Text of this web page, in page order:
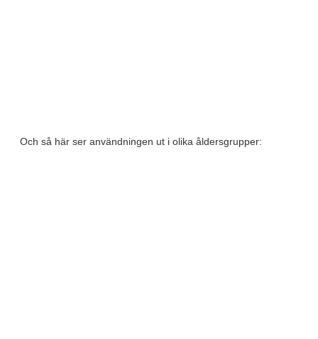
Och så här ser användningen ut i olika åldersgrupper: